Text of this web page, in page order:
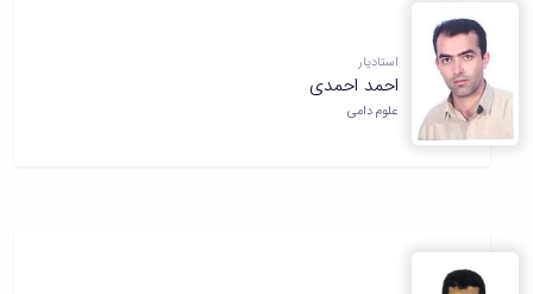
استادیار
احمد احمدی
علوم دامی